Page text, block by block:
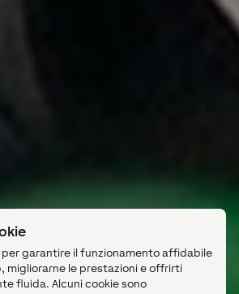
per garantire il funzionamento affidabile
migliorarne le prestazioni e offrirti
fluida. Alcuni cookie sono